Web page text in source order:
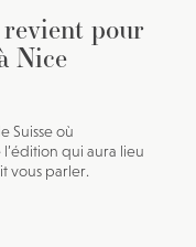
revient pour
Nice
Suisse où
l’édition qui aura lieu
vous parler.